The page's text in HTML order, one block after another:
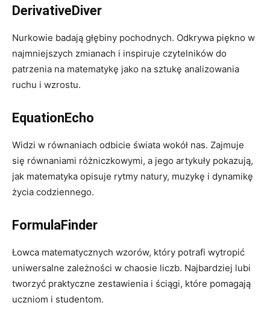
DerivativeDiver
Nurkowie badają głębiny pochodnych. Odkrywa piękno w
najmniejszych zmianach i inspiruje czytelników do
patrzenia na matematykę jako na sztukę analizowania
ruchu i wzrostu.
EquationEcho
Widzi w równaniach odbicie świata wokół nas. Zajmuje
się równaniami różniczkowymi, a jego artykuły pokazują,
jak matematyka opisuje rytmy natury, muzykę i dynamikę
życia codziennego.
FormulaFinder
Łowca matematycznych wzorów, który potrafi wytropić
uniwersalne zależności w chaosie liczb. Najbardziej lubi
tworzyć praktyczne zestawienia i ściągi, które pomagają
uczniom i studentom.